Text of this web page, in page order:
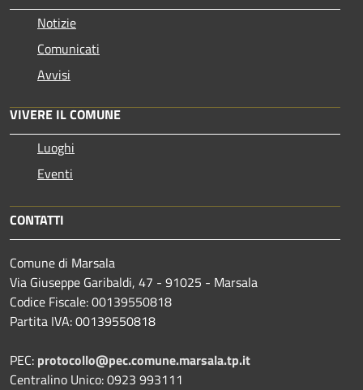
Notizie
Comunicati
Avvisi
VIVERE IL COMUNE
Luoghi
Eventi
CONTATTI
Comune di Marsala
Via Giuseppe Garibaldi, 47 - 91025 - Marsala
Codice Fiscale: 00139550818
Partita IVA: 00139550818
PEC: protocollo@pec.comune.marsala.tp.it
Centralino Unico: 0923 993111